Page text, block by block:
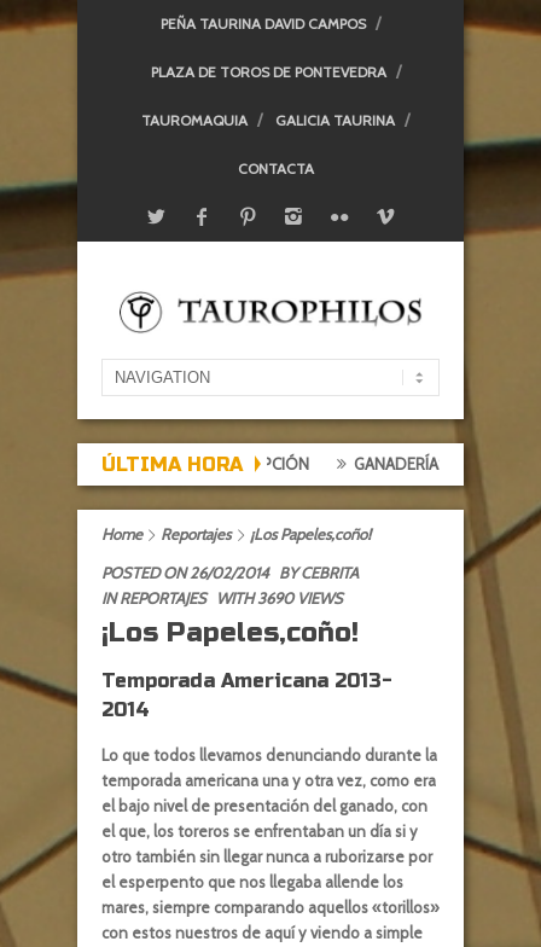
PEÑA TAURINA DAVID CAMPOS
PLAZA DE TOROS DE PONTEVEDRA
TAUROMAQUIA GALICIA TAURINA
CONTACTA
ÚLTIMA HORA
TARDE DE DECEPCIÓN GANADERÍAS: ALCURRUCÉN
Home Reportajes
¡Los Papeles,coño!
POSTED ON 26/02/2014 BYCEBRITA
INREPORTAJES WITH 3690 VIEWS
¡Los Papeles,coño!
Temporada Americana 2013-
2014
Lo que todos llevamos denunciando durante la
temporada americana una y otra vez, como era
el bajo nivel de presentación del ganado, con
el que, los toreros se enfrentaban un día si y
otro también sin llegar nunca a ruborizarse por
el esperpento que nos llegaba allende los
mares, siempre comparando aquellos «torillos»
con estos nuestros de aquí y viendo a simple